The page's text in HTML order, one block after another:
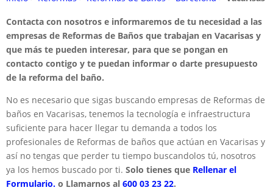
Contacta con nosotros e informaremos de tu necesidad a las
empresas de Reformas de Baños que trabajan en Vacarisas y
que más te pueden interesar, para que se pongan en
contacto contigo y te puedan informar o darte presupuesto
de la reforma del baño.
No es necesario que sigas buscando empresas de Reformas de
baños en Vacarisas, tenemos la tecnología e infraestructura
suficiente para hacer llegar tu demanda a todos los
profesionales de Reformas de baños que actúan en Vacarisas y
así no tengas que perder tu tiempo buscandolos tú, nosotros
ya los hemos buscado por ti. Solo tienes que Rellenar el
Formulario. o Llamarnos al 600 03 23 22.